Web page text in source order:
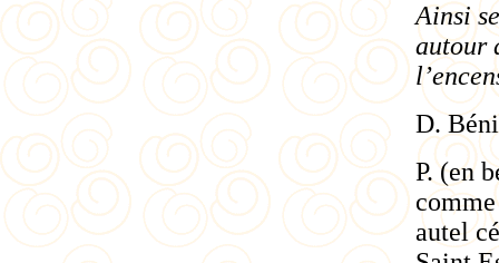
Ainsi
autour
D.
P. (en
autel